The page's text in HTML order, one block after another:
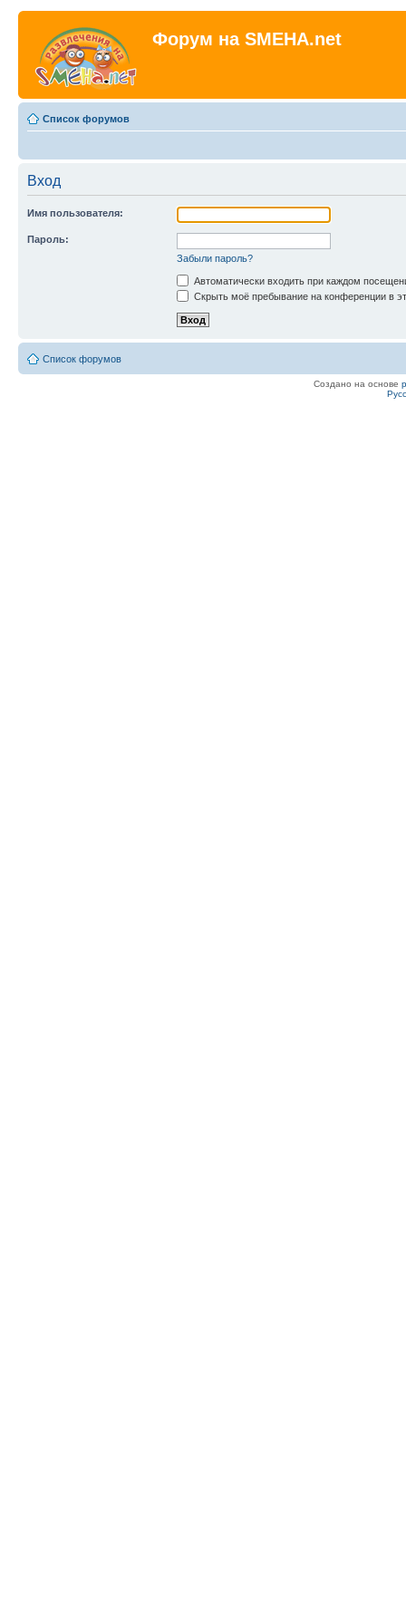
Форум на SMEHA.net
Список форумов
Вход
Имя пользователя:
Пароль:
Забыли пароль?
Автоматически входить при каждом
Скрыть моё пребывание на конференции в
Список форумов
Создано на основе